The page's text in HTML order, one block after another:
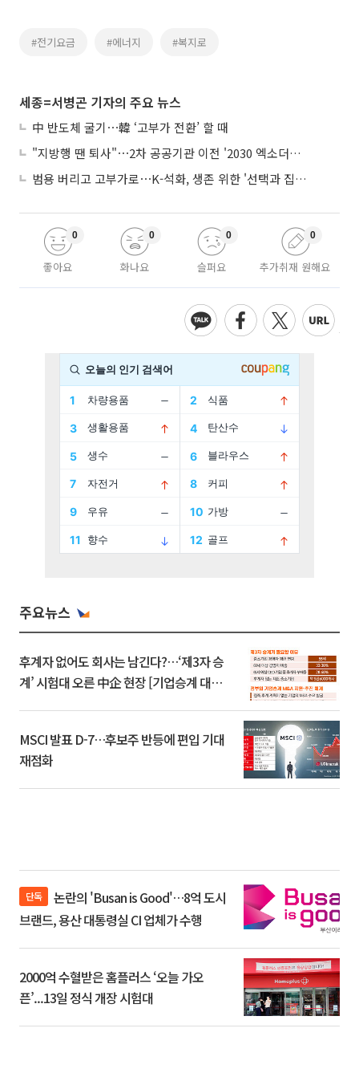
#전기요금 #에너지 #복지로
세종=서병곤 기자의 주요 뉴스
中 반도체 굴기⋯韓 ‘고부가 전환’ 할 때
"지방행 땐 퇴사"⋯2차 공공기관 이전 '2030 엑소더스' 뇌관
범용 버리고 고부가로⋯K-석화, 생존 위한 '선택과 집중'
좋아요
0
화나요
0
슬퍼요
0
추가취재 원해요
0
주요뉴스
후계자 없어도 회사는 남긴다?…‘제3자 승
계’ 시험대 오른 中企 현장 [기업승계 대전
MSCI 발표 D-7…후보주 반등에 편입 기대
재점화
단독
브랜드, 용산 대통령실 CI 업체가 수행
2000억 수혈받은 홈플러스 ‘오늘 가오
픈’...13일 정식 개장 시험대